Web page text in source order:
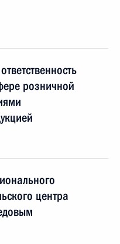
розничной
центра